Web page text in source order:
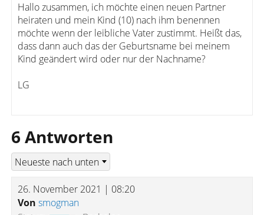
Hallo zusammen, ich möchte einen neuen Partner
heiraten und mein Kind (10) nach ihm benennen
möchte wenn der leibliche Vater zustimmt. Heißt das,
dass dann auch das der Geburtsname bei meinem
Kind geändert wird oder nur der Nachname?
LG
6 Antworten
26. November 2021 | 08:20
Von smogman